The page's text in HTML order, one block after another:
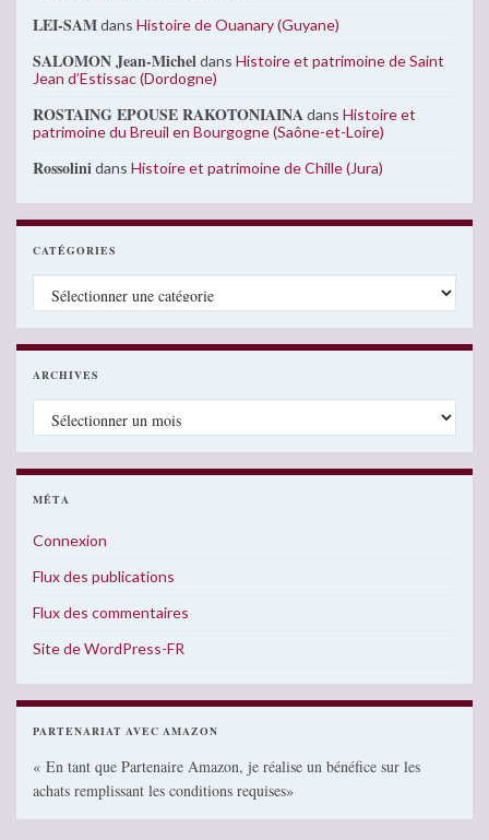
LEI-SAMdans Histoire de Ouanary (Guyane)
SALOMON Jean-Micheldans Histoire et patrimoine de Saint
Jean d’Estissac (Dordogne)
ROSTAING EPOUSE RAKOTONIAINAdans Histoire et
patrimoine du Breuil en Bourgogne (Saône-et-Loire)
Rossolinidans Histoire et patrimoine de Chille (Jura)
CATÉGORIES
Catégories
ARCHIVES
Archives
MÉTA
Connexion
Flux des publications
Flux des commentaires
Site de WordPress-FR
PARTENARIAT AVEC AMAZON
« En tant que Partenaire Amazon, je réalise un bénéfice sur les
achats remplissant les conditions requises»